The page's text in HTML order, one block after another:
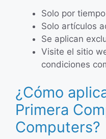
Solo por
Solo artículos
Se aplican
Visite el sitio
condiciones
¿Cómo
Primera
Computers?